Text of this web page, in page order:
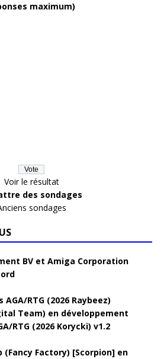
maximum)
Voir le résultat
des sondages
sondages
BV et Amiga Corporation
RTG (2026 Raybeez)
Team) en développement
RTG (2026 Korycki) v1.2
Factory) [Scorpion] en